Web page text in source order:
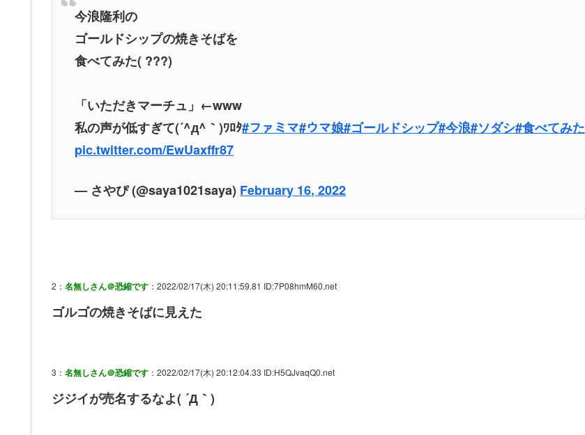
今浪隆利の
ゴールドシップの焼きそばを
食べてみた( ???)
「いただきマーチュ」←www
私の声が低すぎて(´^д^｀)ﾜﾛﾀ#ファミマ#ウマ娘#ゴールドシップ#今浪#ソダシ#食べてみた
pic.twitter.com/EwUaxffr87
— さやぴ (@saya1021saya) February 16, 2022
2： 名無しさん＠恐縮です ：2022/02/17(木) 20:11:59.81 ID:7P08hmM60.net
ゴルゴの焼きそばに見えた
3： 名無しさん＠恐縮です ：2022/02/17(木) 20:12:04.33 ID:H5QJvaqQ0.net
ジジイが売名するなよ( ´Д｀)